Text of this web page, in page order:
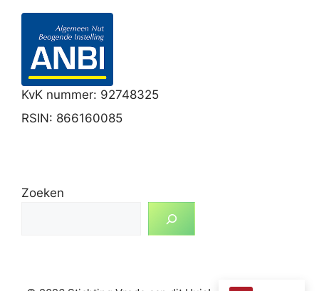
KvK nummer: 92748325
RSIN: 866160085
Zoeken